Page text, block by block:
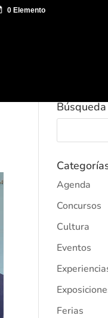
Búsqueda
Agenda
Concursos
Cultura
Eventos
Ferias